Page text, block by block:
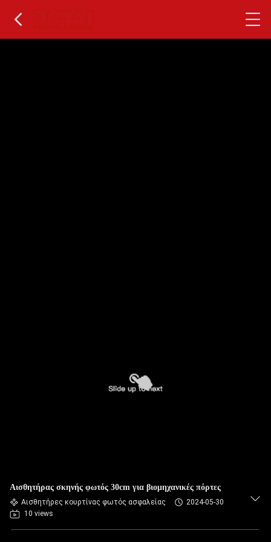
Αισθητήρας σκηνής φωτός 30cm για βιομηχανικές πόρτες
Αισθητήρες κουρτίνας φωτός ασφαλείας
2024-05-30
10 views